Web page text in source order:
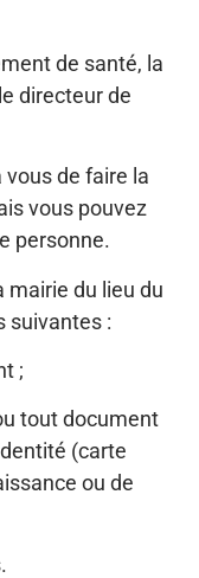
de santé, la
directeur de
vous de faire la
vous pouvez
personne.
mairie du lieu du
suivantes :
;
tout document
(carte
ou de